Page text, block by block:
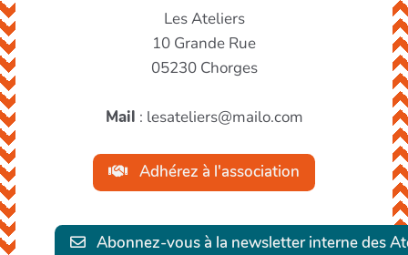
Les Ateliers
10 Grande Rue
05230 Chorges
Mail : lesateliers@mailo.com
Adhérez à l'association
Abonnez-vous à la newsletter interne des